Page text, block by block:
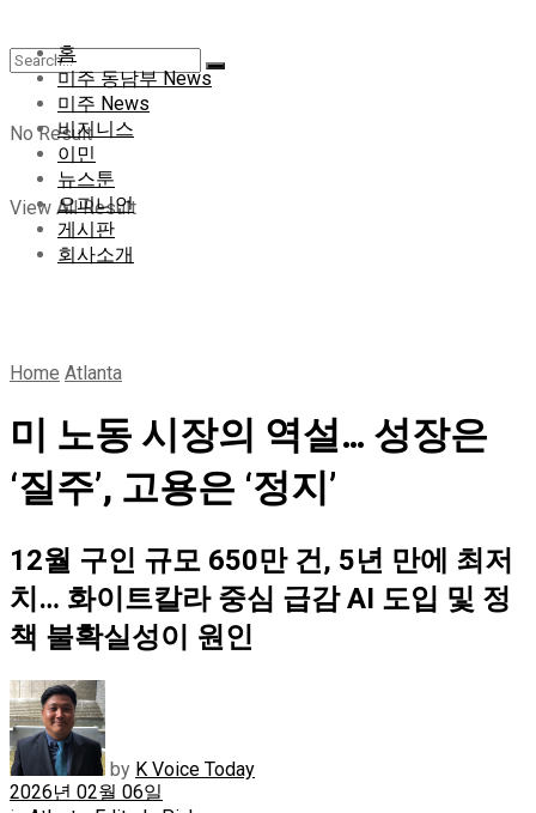
No Result
View All Result
홈
미주 동남부 News
미주 News
비지니스
이민
뉴스툰
오피니언
게시판
회사소개
Home Atlanta
미 노동 시장의 역설… 성장은
‘질주’, 고용은 ‘정지’
12월 구인 규모 650만 건, 5년 만에 최저
치… 화이트칼라 중심 급감 AI 도입 및 정
책 불확실성이 원인
by K Voice Today
2026년 02월 06일